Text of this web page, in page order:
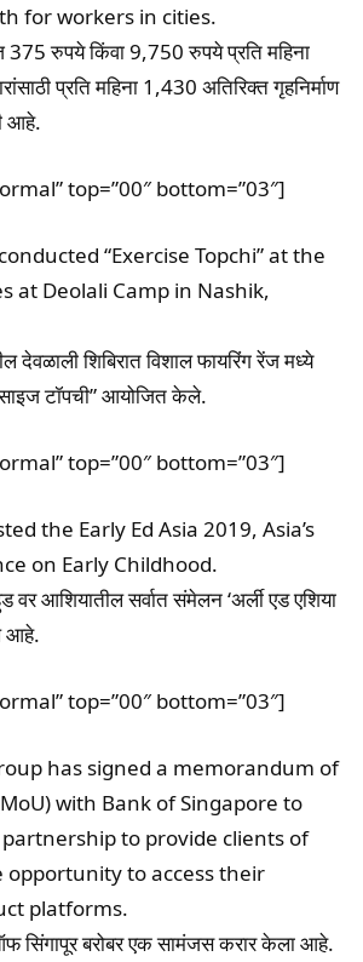
for workers in cities.
375 रुपये किंवा 9,750 रुपये प्रति महिना
प्रति महिना 1,430 अतिरिक्त गृहनिर्माण
आहे.
top=”00″ bottom=”03″]
“Exercise Topchi” at the
at Deolali Camp in Nashik,
देवळाली शिबिरात विशाल फायरिंग रेंज मध्ये
टॉपची” आयोजित केले.
top=”00″ bottom=”03″]
the Early Ed Asia 2019, Asia’s
on Early Childhood.
वर आशियातील सर्वात संमेलन ‘अर्ली एड एशिया
आहे.
top=”00″ bottom=”03″]
has signed a memorandum of
with Bank of Singapore to
to provide clients of
to access their
platforms.
बरोबर एक सामंजस करार केला आहे.